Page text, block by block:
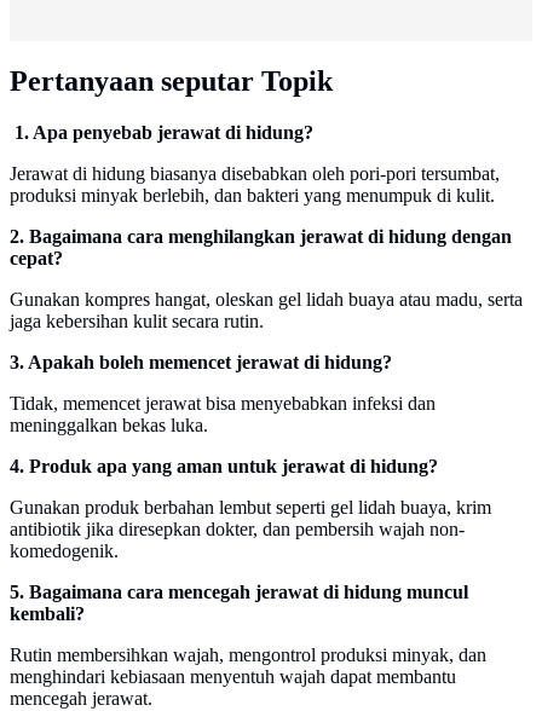
Pertanyaan seputar Topik
1. Apa penyebab jerawat di hidung?
Jerawat di hidung biasanya disebabkan oleh pori-pori tersumbat,
produksi minyak berlebih, dan bakteri yang menumpuk di kulit.
2. Bagaimana cara menghilangkan jerawat di hidung dengan
cepat?
Gunakan kompres hangat, oleskan gel lidah buaya atau madu, serta
jaga kebersihan kulit secara rutin.
3. Apakah boleh memencet jerawat di hidung?
Tidak, memencet jerawat bisa menyebabkan infeksi dan
meninggalkan bekas luka.
4. Produk apa yang aman untuk jerawat di hidung?
Gunakan produk berbahan lembut seperti gel lidah buaya, krim
antibiotik jika diresepkan dokter, dan pembersih wajah non-
komedogenik.
5. Bagaimana cara mencegah jerawat di hidung muncul
kembali?
Rutin membersihkan wajah, mengontrol produksi minyak, dan
menghindari kebiasaan menyentuh wajah dapat membantu
mencegah jerawat.